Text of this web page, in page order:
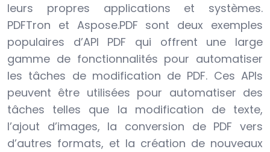
leurs propres applications et systèmes.
PDFTron et Aspose.PDF sont deux exemples
populaires d’API PDF qui offrent une large
gamme de fonctionnalités pour automatiser
les tâches de modification de PDF. Ces APIs
peuvent être utilisées pour automatiser des
tâches telles que la modification de texte,
l’ajout d’images, la conversion de PDF vers
d’autres formats, et la création de nouveaux